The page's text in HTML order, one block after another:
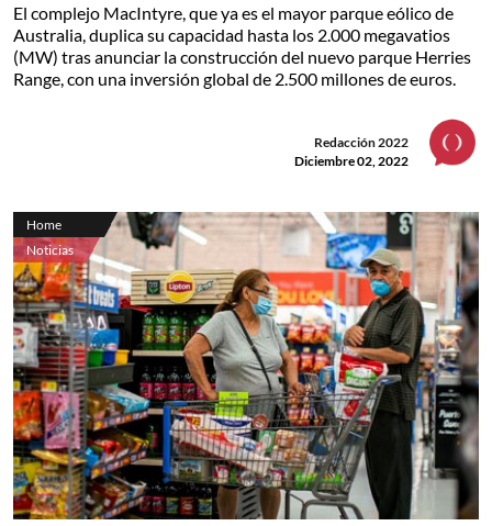
El complejo MacIntyre, que ya es el mayor parque eólico de
Australia, duplica su capacidad hasta los 2.000 megavatios
(MW) tras anunciar la construcción del nuevo parque Herries
Range, con una inversión global de 2.500 millones de euros.
Redacción 2022
Diciembre 02, 2022
Home
Noticias